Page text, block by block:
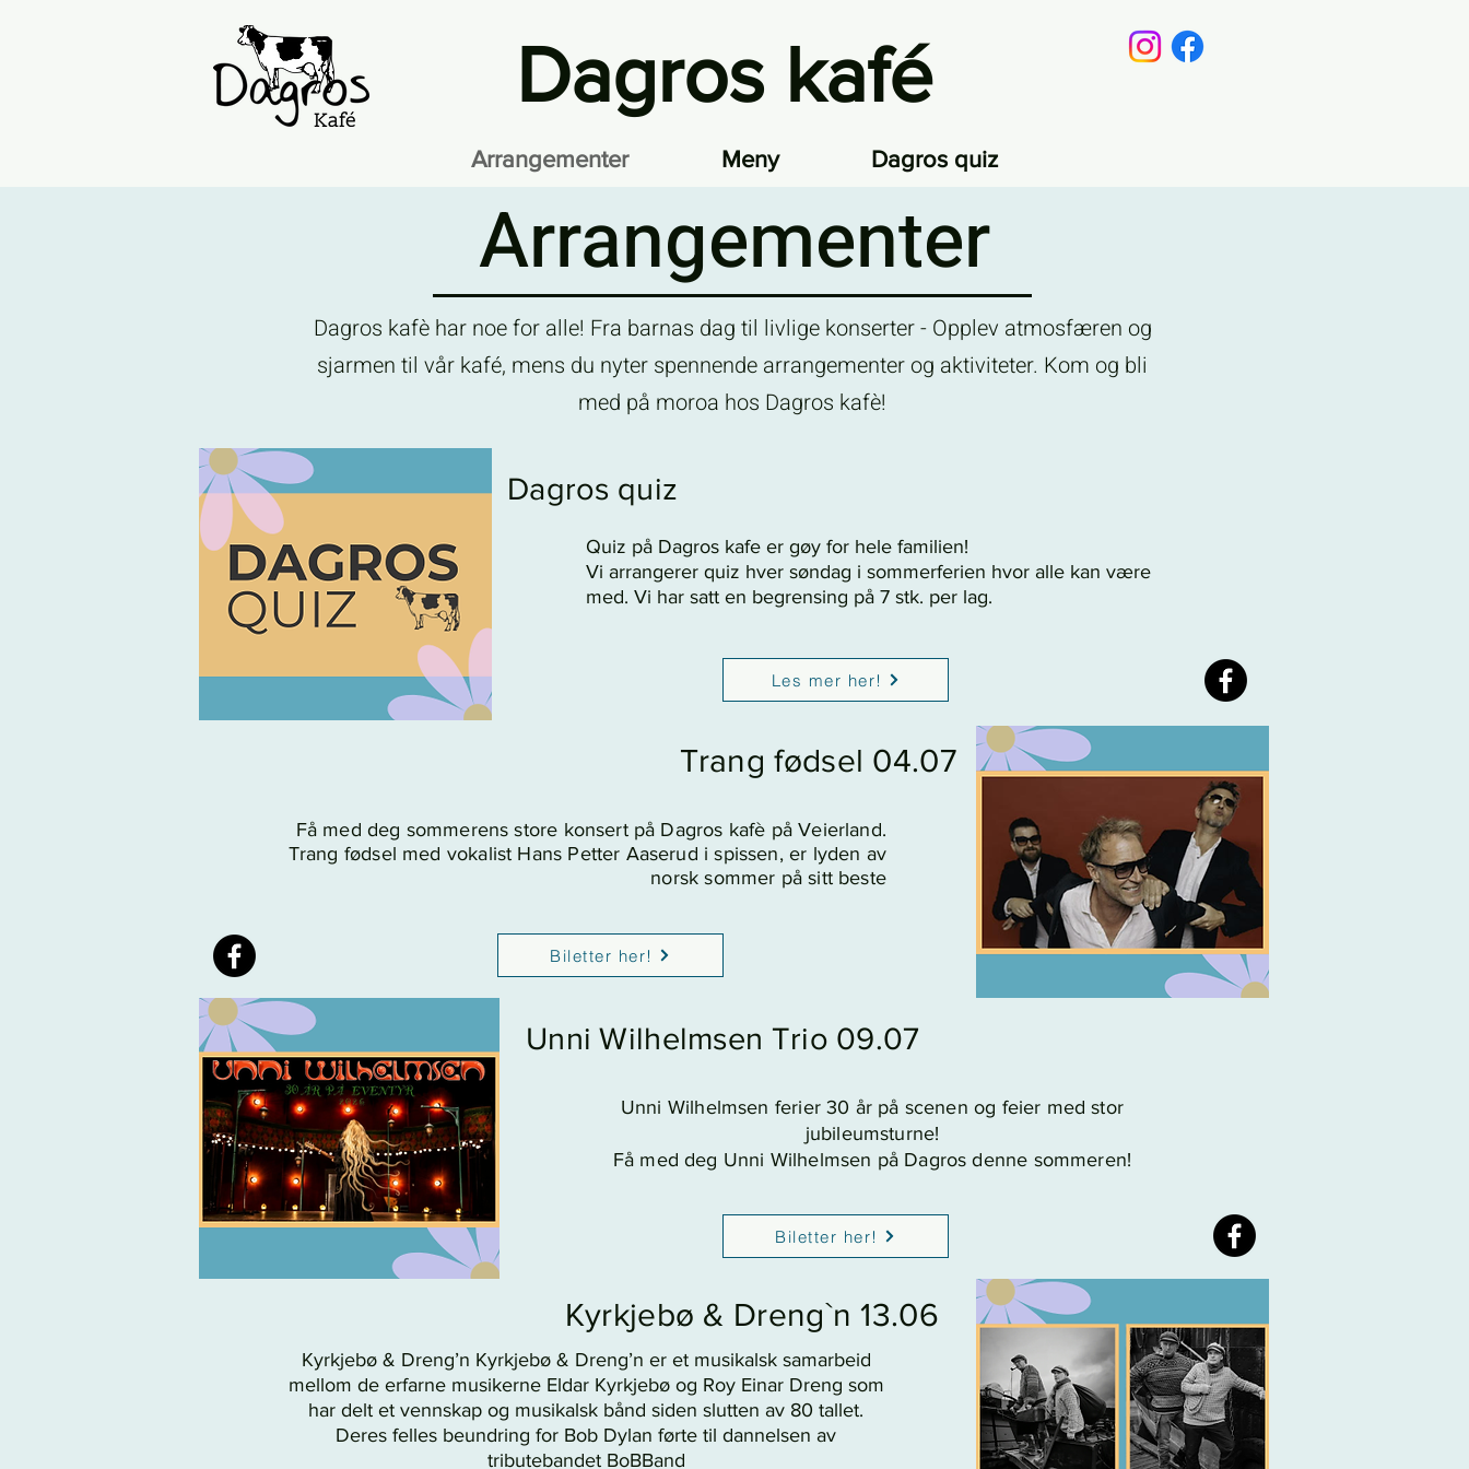
Dagros kafé
Arrangementer Meny Dagros quiz
Arrangementer
Dagros kafè har noe for alle! Fra barnas dag til livlige konserter - Opplev atmosfæren og
sjarmen til vår kafé, mens du nyter spennende arrangementer og aktiviteter. Kom og bli
med på moroa hos Dagros kafè!
Dagros quiz
Quiz på Dagros kafe er gøy for hele familien!
Vi arrangerer quiz hver søndag i sommerferien hvor alle kan være
med. Vi har satt en begrensing på 7 stk. per lag.
Les mer her!
Trang fødsel 04.07
Få med deg sommerens store konsert på Dagros kafè på Veierland.
Trang fødsel med vokalist Hans Petter Aaserud i spissen, er lyden av
norsk sommer på sitt beste
Biletter her!
Unni Wilhelmsen Trio 09.07
Unni Wilhelmsen ferier 30 år på scenen og feier med stor
jubileumsturne!
Få med deg Unni Wilhelmsen på Dagros denne sommeren!
Biletter her!
Kyrkjebø & Dreng`n 13.06
Kyrkjebø & Dreng’n Kyrkjebø & Dreng’n er et musikalsk samarbeid
mellom de erfarne musikerne Eldar Kyrkjebø og Roy Einar Dreng som
har delt et vennskap og musikalsk bånd siden slutten av 80 tallet.
Deres felles beundring for Bob Dylan førte til dannelsen av
tributebandet BoBBand